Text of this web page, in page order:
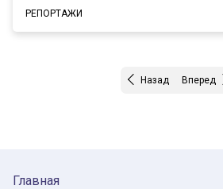
РЕПОРТАЖИ
Назад Вперед
Главная